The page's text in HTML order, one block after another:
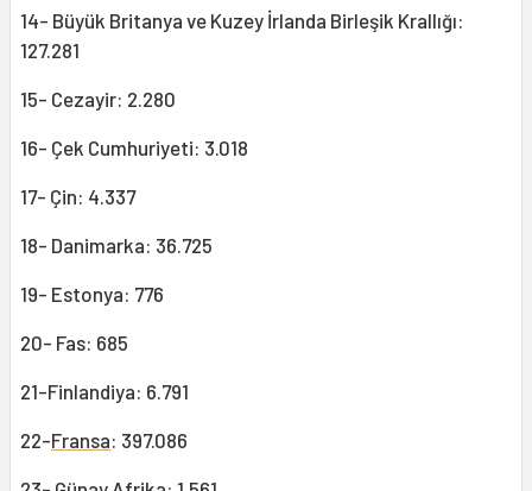
14- Büyük Britanya ve Kuzey İrlanda Birleşik Krallığı:
127.281
15- Cezayir: 2.280
16- Çek Cumhuriyeti: 3.018
17- Çin: 4.337
18- Danimarka: 36.725
19- Estonya: 776
20- Fas: 685
21-Finlandiya: 6.791
22-Fransa: 397.086